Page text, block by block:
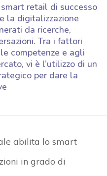
retail di successo
la digitalizzazione
da ricerche,
Tra i fattori
competenze e agli
vi è l’utilizzo di un
per dare la
abilita lo smart
in grado di